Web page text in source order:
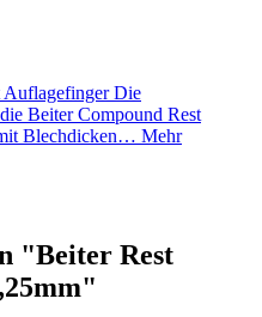
Auflagefinger Die
Beiter Compound Rest
Blechdicken… Mehr
"Beiter Rest